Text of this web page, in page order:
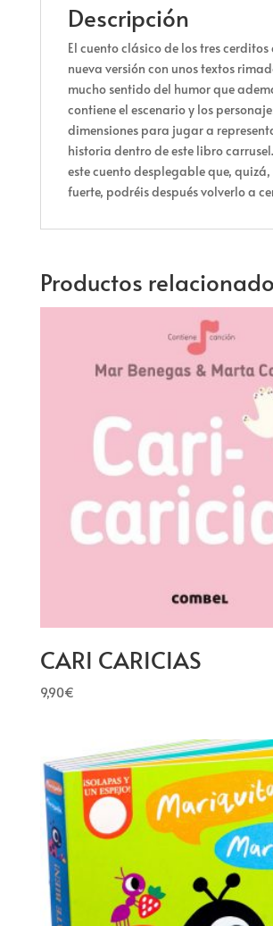
Descripción
El cuento clásico de los tres cerditos
nueva versión con unos textos
mucho sentido del humor que
contiene el escenario y los
dimensiones para jugar a
historia dentro de este libro
este cuento desplegable que,
fuerte, podréis después volverlo a
Productos
CARI CARICIAS
9,90€